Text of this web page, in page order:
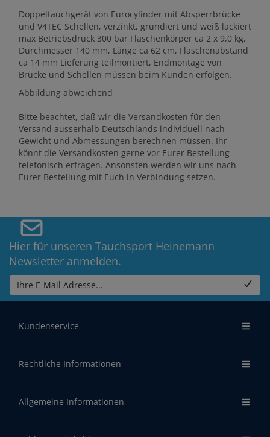
Doppeltauchgerät von Eurocylinder mit Absperrbrücke
und V4TEC Schellen, verzinkt, grundiert und weiß lackiert
max Betriebsdruck 300 bar Flaschenkörper ca 2 x 9,0 kg,
Durchmesser 140 mm, Länge ca 62 cm, Flaschenabstand
ca 14 mm Lieferung teilmontiert, Endmontage von
Brücke und Schellen müssen beim Kunden erfolgen.
Abbildung abweichend
Bitte beachtet, daß wir die Versandkosten für den
Versand ausserhalb Deutschlands individuell nach
Gewicht und Abmessungen berechnen müssen. Ihr
könnt die Versandkosten gerne vor Eurer Bestellung
telefonisch erfragen. Ansonsten werden wir uns nach
Eurer Bestellung mit Euch in Verbindung setzen.
Hier für unseren Tauchsport Heinemann
Newsletter anmelden.
Ihre E-Mail Adresse...
Kundenservice
Rechtliche Informationen
Allgemeine Informationen